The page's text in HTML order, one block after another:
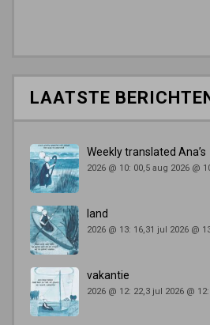
LAATSTE
Weekly translated Ana’s
2026 @ 10: 00,5 aug 2026 @
land
2026 @ 13: 16,31 jul 2026 @
vakantie
2026 @ 12: 22,3 jul 2026 @